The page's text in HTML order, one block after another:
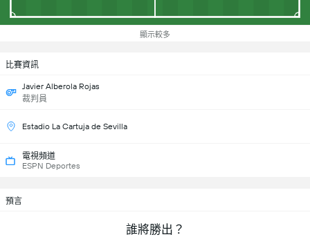
顯示較多
比賽資訊
Javier Alberola Rojas
裁判員
Estadio La Cartuja de Sevilla
電視頻道
ESPN Deportes
預言
誰將勝出？